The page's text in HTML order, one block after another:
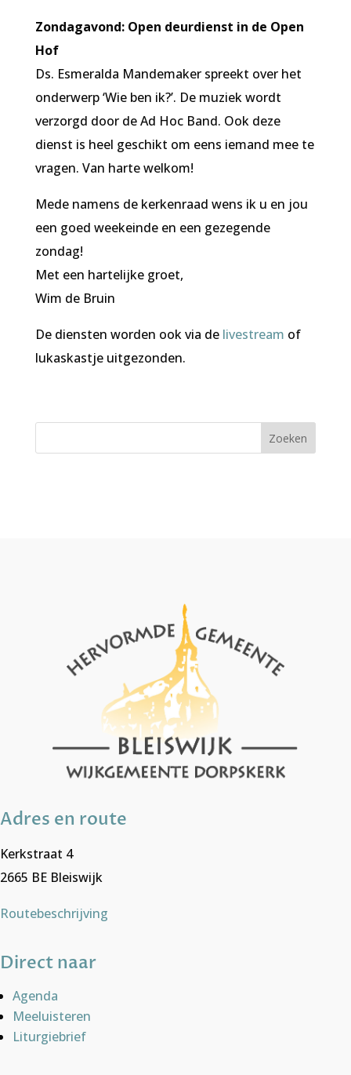
Zondagavond: Open deurdienst in de Open
Hof
Ds. Esmeralda Mandemaker spreekt over het
onderwerp ‘Wie ben ik?’. De muziek wordt
verzorgd door de Ad Hoc Band. Ook deze
dienst is heel geschikt om eens iemand mee te
vragen. Van harte welkom!
Mede namens de kerkenraad wens ik u en jou
een goed weekeinde en een gezegende
zondag!
Met een hartelijke groet,
Wim de Bruin
De diensten worden ook via de livestream of
lukaskastje uitgezonden.
Adres en route
Kerkstraat 4
2665 BE Bleiswijk
Routebeschrijving
Direct naar
Agenda
Meeluisteren
Liturgiebrief